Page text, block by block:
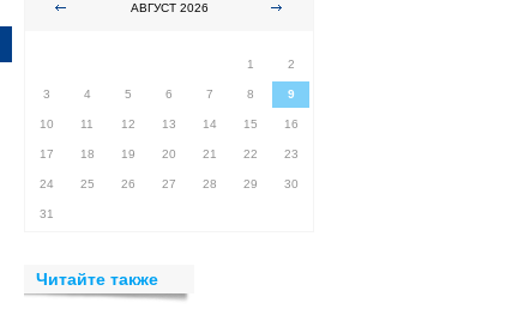
АВГУСТ 2026
1
2
3 4 5 6 7 8 9
10 11 12 13 14 15 16
17 18 19 20 21 22 23
24 25 26 27 28 29 30
31
Читайте также